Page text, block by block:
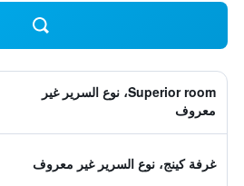
Superior room، نوع السرير غير
معروف
غرفة كينج، نوع السرير غير معروف